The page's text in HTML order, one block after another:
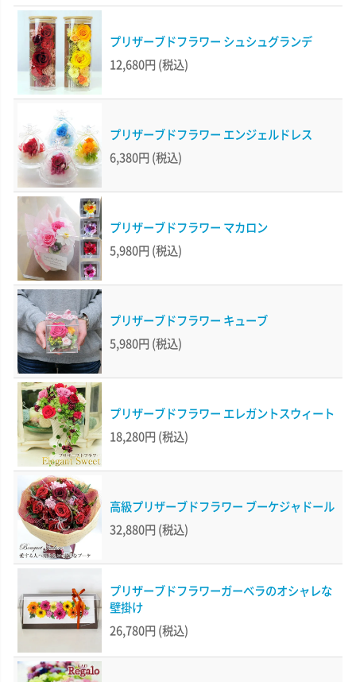
プリザーブドフラワー シュシュグランデ
12,680円 (税込)
プリザーブドフラワー エンジェルドレス
6,380円 (税込)
プリザーブドフラワー マカロン
5,980円 (税込)
プリザーブドフラワー キューブ
5,980円 (税込)
プリザーブドフラワー エレガントスウィート
18,280円 (税込)
高級プリザーブドフラワー ブーケジャドール
32,880円 (税込)
プリザーブドフラワーガーベラのオシャレな
壁掛け
26,780円 (税込)